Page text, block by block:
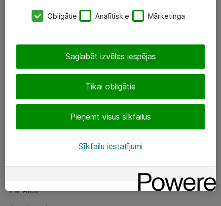
SIA „ATEA”
eShop@atea.lv
Sekojiet mums
Par Atea
Par Atea
Obligātie Analītiskie Mārketinga
Tikai obligātie
Pieņemt visus sīkfailus
Saglabāt izvēles iespējas
Sīkfailu iestatījumi